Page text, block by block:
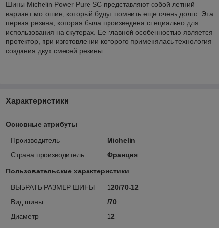
Шины Michelin Power Pure SC представляют собой летний
вариант мотошин, который будут помнить еще очень долго. Эта
первая резина, которая была произведена специально для
использования на скутерах. Ее главной особенностью является
протектор, при изготовлении которого применялась технология
создания двух смесей резины.
Характеристики
Основные атрибуты
Производитель
Michelin
Страна производитель
Франция
Пользовательские характеристики
ВЫБРАТЬ РАЗМЕР ШИНЫ
120/70-12
Вид шины
/70
Диаметр
12